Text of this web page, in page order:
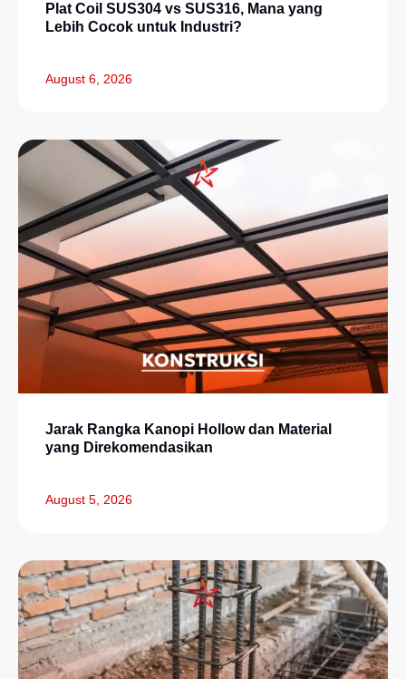
Plat Coil SUS304 vs SUS316, Mana yang
Lebih Cocok untuk Industri?
August 6, 2026
Jarak Rangka Kanopi Hollow dan Material
yang Direkomendasikan
August 5, 2026